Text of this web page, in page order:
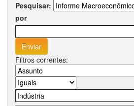
Pesquisar:
por
Filtros correntes: